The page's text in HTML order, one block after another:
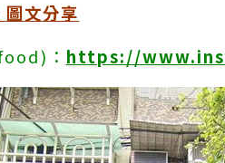
文分享
： https://